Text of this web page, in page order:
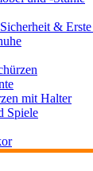
&
mit Halter
Spiele